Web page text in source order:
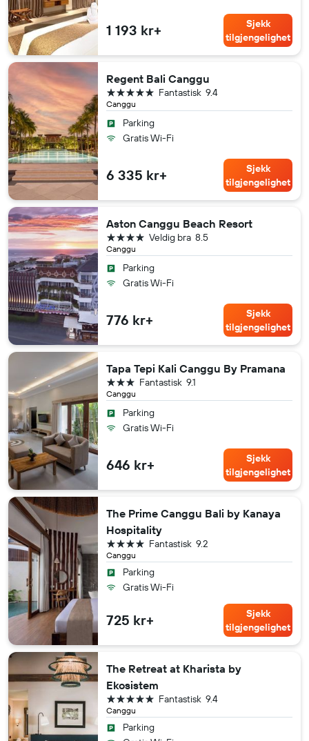
1 193 kr+
Sjekk
tilgjengelighet
Regent Bali Canggu
Canggu
9.4
Fantastisk
5 stjerner
Parking
Gratis Wi-Fi
6 335 kr+
Sjekk
tilgjengelighet
Aston Canggu Beach Resort
Canggu
8.5
Veldig bra
4 stjerner
Parking
Gratis Wi-Fi
776 kr+
Sjekk
tilgjengelighet
Tapa Tepi Kali Canggu By Pramana
Canggu
9.1
Fantastisk
3 stjerner
Parking
Gratis Wi-Fi
646 kr+
Sjekk
tilgjengelighet
The Prime Canggu Bali by Kanaya
Hospitality
Canggu
9.2
Fantastisk
4 stjerner
Parking
Gratis Wi-Fi
725 kr+
Sjekk
tilgjengelighet
The Retreat at Kharista by
Ekosistem
Canggu
9.4
Fantastisk
5 stjerner
Parking